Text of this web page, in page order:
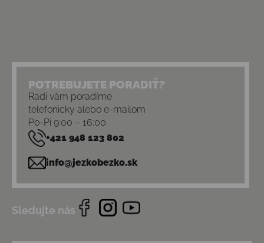
POTREBUJETE PORADIŤ?
Radi vám poradíme
telefonicky alebo e-mailom
Po-Pi 9:00 – 16:00
+421 948 123 802
info@jezkobezko.sk
Sledujte nás